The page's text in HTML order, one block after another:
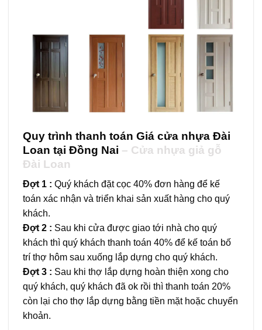
Quy trình thanh toán Giá cửa nhựa Đài
Loan tại Đồng Nai – Cửa nhựa giả gỗ
Đài Loan
Đợt 1 : Quý khách đặt cọc 40% đơn hàng để kế
toán xác nhận và triển khai sản xuất hàng cho quý
khách.
Đợt 2 : Sau khi cửa được giao tới nhà cho quý
khách thì quý khách thanh toán 40% để kế toán bố
trí thợ hôm sau xuống lắp dựng cho quý khách.
Đợt 3 : Sau khi thợ lắp dựng hoàn thiện xong cho
quý khách, quý khách đã ok rồi thì thanh toán 20%
còn lại cho thợ lắp dựng bằng tiền mặt hoặc chuyển
khoản.